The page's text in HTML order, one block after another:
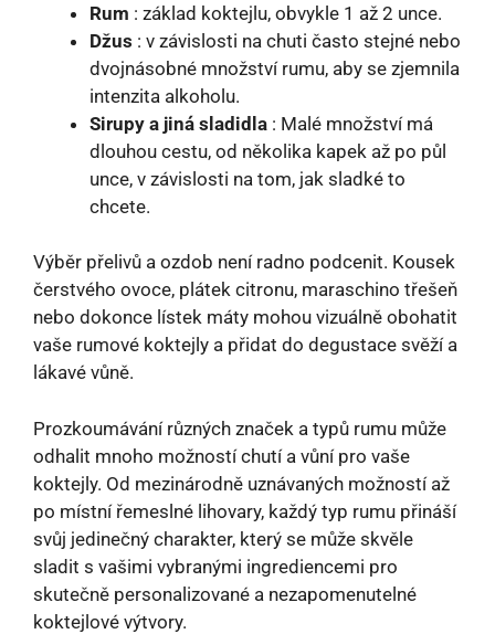
Rum : základ koktejlu, obvykle 1 až 2 unce.
Džus : v závislosti na chuti často stejné nebo
dvojnásobné množství rumu, aby se zjemnila
intenzita alkoholu.
Sirupy a jiná sladidla : Malé množství má
dlouhou cestu, od několika kapek až po půl
unce, v závislosti na tom, jak sladké to
chcete.
Výběr přelivů a ozdob není radno podcenit. Kousek
čerstvého ovoce, plátek citronu, maraschino třešeň
nebo dokonce lístek máty mohou vizuálně obohatit
vaše rumové koktejly a přidat do degustace svěží a
lákavé vůně.
Prozkoumávání různých značek a typů rumu může
odhalit mnoho možností chutí a vůní pro vaše
koktejly. Od mezinárodně uznávaných možností až
po místní řemeslné lihovary, každý typ rumu přináší
svůj jedinečný charakter, který se může skvěle
sladit s vašimi vybranými ingrediencemi pro
skutečně personalizované a nezapomenutelné
koktejlové výtvory.